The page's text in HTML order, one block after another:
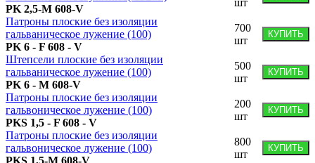
PK 2,5-M 608-V
шт
Патроны плоские без изоляции
гальваническое лужение (100)
PK 6 - F 608 - V
700
шт
КУПИТЬ
Штепсели плоские без изоляции
гальваническое лужение (100)
PK 6 - M 608-V
500
шт
КУПИТЬ
Патроны плоские без изоляции
гальвоническое лужение (100)
PKS 1,5 - F 608 - V
200
шт
КУПИТЬ
Патроны плоские без изоляции
гальвоническое лужение (100)
800
шт
КУПИТЬ